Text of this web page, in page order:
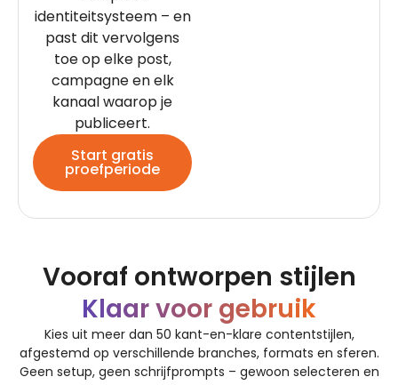
identiteitsysteem – en
past dit vervolgens
toe op elke post,
campagne en elk
kanaal waarop je
publiceert.
Start gratis
proefperiode
Vooraf ontworpen stijlen
Klaar voor gebruik
Kies uit meer dan 50 kant-en-klare contentstijlen,
afgestemd op verschillende branches, formats en sferen.
Geen setup, geen schrijfprompts – gewoon selecteren en